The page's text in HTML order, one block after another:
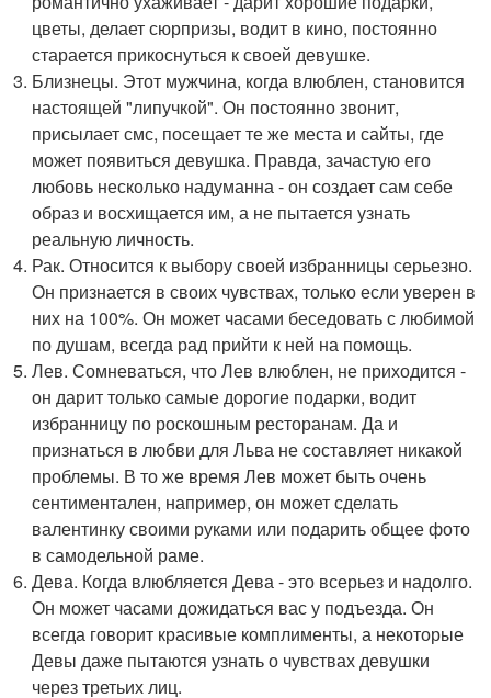
цветы, делает сюрпризы, водит в кино, постоянно
старается прикоснуться к своей девушке.
Близнецы. Этот мужчина, когда влюблен, становится
настоящей "липучкой". Он постоянно звонит,
присылает смс, посещает те же места и сайты, где
может появиться девушка. Правда, зачастую его
любовь несколько надуманна - он создает сам себе
образ и восхищается им, а не пытается узнать
реальную личность.
Рак. Относится к выбору своей избранницы серьезно.
Он признается в своих чувствах, только если уверен в
них на 100%. Он может часами беседовать с любимой
по душам, всегда рад прийти к ней на помощь.
Лев. Сомневаться, что Лев влюблен, не приходится -
он дарит только самые дорогие подарки, водит
избранницу по роскошным ресторанам. Да и
признаться в любви для Льва не составляет никакой
проблемы. В то же время Лев может быть очень
сентиментален, например, он может сделать
валентинку своими руками или подарить общее фото
в самодельной раме.
Дева. Когда влюбляется Дева - это всерьез и надолго.
Он может часами дожидаться вас у подъезда. Он
всегда говорит красивые комплименты, а некоторые
Девы даже пытаются узнать о чувствах девушки
через третьих лиц.